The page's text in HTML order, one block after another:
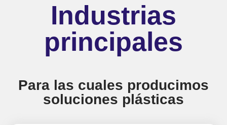
Industrias
principales
Para las cuales producimos
soluciones plásticas